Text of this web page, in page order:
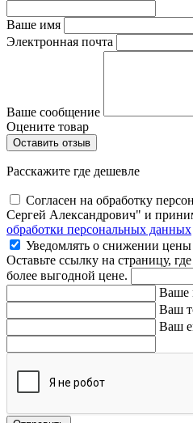
Ваше имя
Электронная почта
Ваше сообщение
Оцените товар
Расскажите где дешевле
Согласен на обработку
Сергей Александрович" и
обработки персональных данных
Уведомлять о снижении цены
Оставьте ссылку на страницу,
более выгодной цене.
Ваше
Ваш
Ваш